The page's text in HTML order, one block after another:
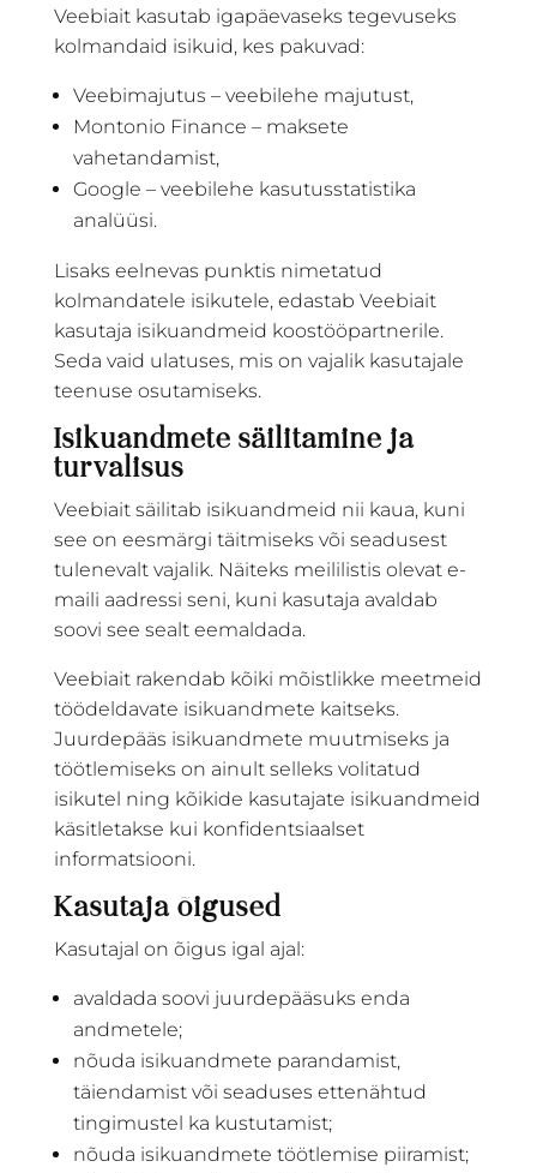
Veebiait kasutab igapäevaseks tegevuseks
kolmandaid isikuid, kes pakuvad:
Veebimajutus – veebilehe majutust,
Montonio Finance – maksete
vahetandamist,
Google – veebilehe kasutusstatistika
analüüsi.
Lisaks eelnevas punktis nimetatud
kolmandatele isikutele, edastab Veebiait
kasutaja isikuandmeid koostööpartnerile.
Seda vaid ulatuses, mis on vajalik kasutajale
teenuse osutamiseks.
Isikuandmete säilitamine ja
turvalisus
Veebiait säilitab isikuandmeid nii kaua, kuni
see on eesmärgi täitmiseks või seadusest
tulenevalt vajalik. Näiteks meililistis olevat e-
maili aadressi seni, kuni kasutaja avaldab
soovi see sealt eemaldada.
Veebiait rakendab kõiki mõistlikke meetmeid
töödeldavate isikuandmete kaitseks.
Juurdepääs isikuandmete muutmiseks ja
töötlemiseks on ainult selleks volitatud
isikutel ning kõikide kasutajate isikuandmeid
käsitletakse kui konfidentsiaalset
informatsiooni.
Kasutaja õigused
Kasutajal on õigus igal ajal:
avaldada soovi juurdepääsuks enda
andmetele;
nõuda isikuandmete parandamist,
täiendamist või seaduses ettenähtud
tingimustel ka kustutamist;
nõuda isikuandmete töötlemise piiramist;